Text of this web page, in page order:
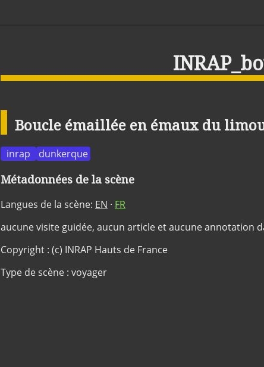
Boucle émaillée en émaux du
inrap dunkerque
Métadonnées de la scène
Langues de la scène: EN · FR
aucune visite guidée, aucun article et aucune annotation
Copyright : (c) INRAP Hauts de France
Type de scène : voyager